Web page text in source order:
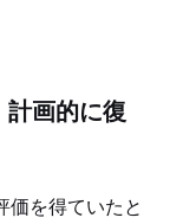
計画的に復
価を得ていたと